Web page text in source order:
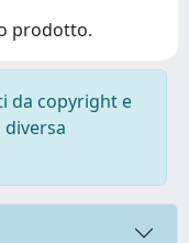
prodotto.
da copyright e